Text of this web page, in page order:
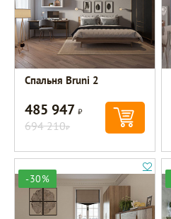
Спальня Bruni 2
485 947Р
694 210Р
-30%